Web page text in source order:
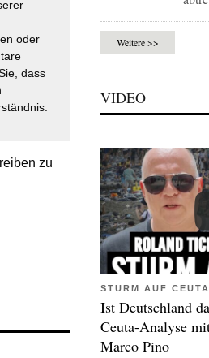
oder
dass
zu
Weitere >>
VIDEO
STURM AUF CEUTA
Ist Deutschland
Ceuta-Analyse
Marco Pino